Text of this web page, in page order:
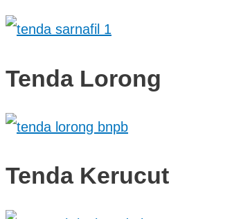
Tenda Lorong
Tenda Kerucut